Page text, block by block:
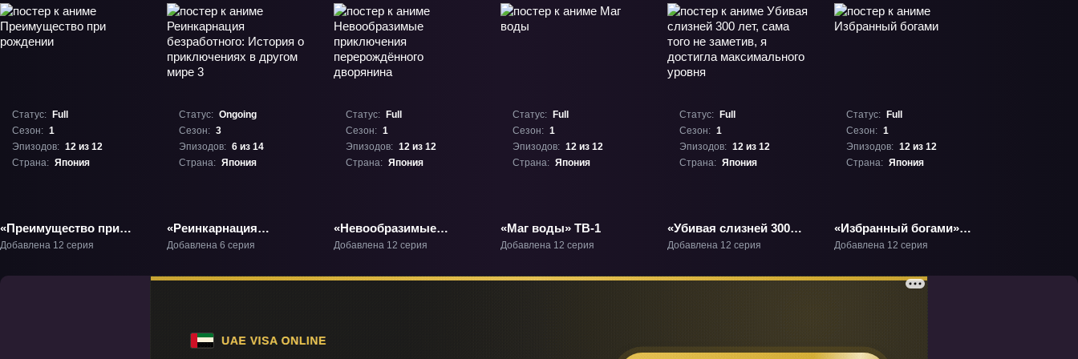
Статус:
Full
Сезон: 1
Эпизодов: 12 из 12
Страна: Япония
«Преимущество при
рождении» ТВ-1
Добавлена 12 серия
Статус: Ongoing
Сезон: 3
Эпизодов: 6 из 14
Страна: Япония
«Реинкарнация
безработного: История
другом мире 3» ТВ-3
Добавлена 6 серия
Статус:
Full
Сезон: 1
Эпизодов: 12 из 12
Страна: Япония
«Невообразимые
приключения
дворянина» ТВ-1
Добавлена 12 серия
Статус:
Full
Сезон: 1
Эпизодов: 12 из 12
Страна: Япония
«Маг воды» ТВ-1
Добавлена 12 серия
Статус:
Full
Сезон: 1
Эпизодов: 12 из 12
Страна: Япония
«Убивая слизней 300
лет, сама того не
максимального
Добавлена 12 серия
Статус:
Full
Сезон: 1
Эпизодов: 12 из 12
Страна: Япония
«Избранный богами»
ТВ-1
Добавлена 12 серия